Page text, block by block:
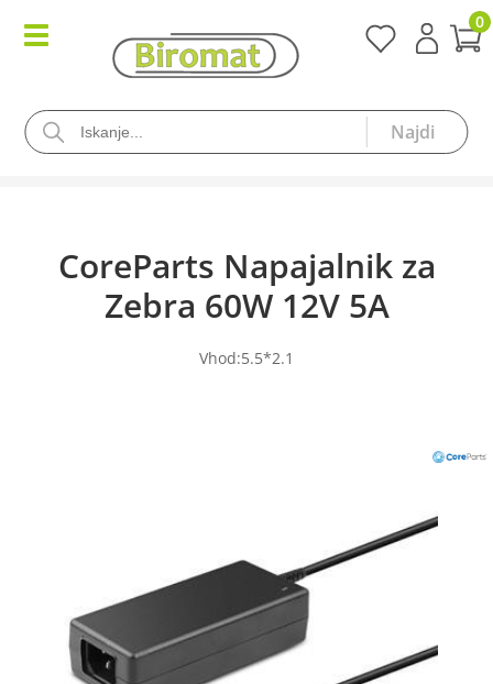
0
CoreParts Napajalnik za
Zebra 60W 12V 5A
Vhod:5.5*2.1